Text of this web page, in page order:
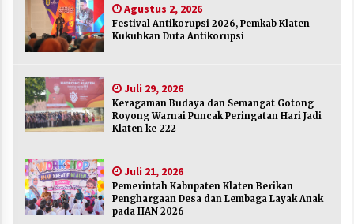
Agustus 2, 2026
Juli 29, 2026
Pemerintah Kabupaten Klaten Berikan
Juli 21, 2026
Semarak Klaten Fair 2026: Wadah Unjuk Gigi
Ratusan Produk Unggulan UMKM dan IKM
Agustus 2, 2026
Festival Antikorupsi 2026, Pemkab Klaten
Kukuhkan Duta Antikorupsi
Juli 29, 2026
Keragaman Budaya dan Semangat Gotong
Royong Warnai Puncak Peringatan Hari Jadi
Klaten ke-222
Juli 21, 2026
Pemerintah Kabupaten Klaten Berikan
Penghargaan Desa dan Lembaga Layak Anak
pada HAN 2026